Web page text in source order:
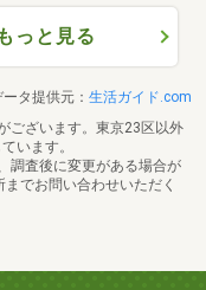
っと見る
タ提供元： 生活ガイド.com
ございます。東京23区以外
います。
調査後に変更がある場合が
でお問い合わせいただく